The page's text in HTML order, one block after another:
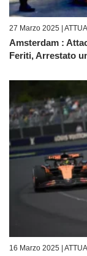
27 Marzo 2025 |
Amsterdam :
Feriti, Arrestato
16 Marzo 2025 |